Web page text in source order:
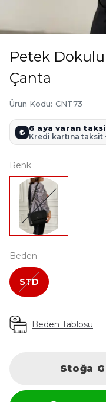
Petek
Çanta
Ürün Kodu: CNT73
₺ 6 aya varan
Kredi kartına taksit
Renk
Beden
STD
Beden Tablosu
Stoğa